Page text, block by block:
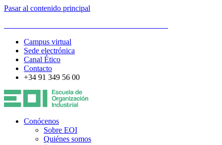
Pasar al contenido principal
Campus virtual
Sede electrónica
Canal Ético
Contacto
+34 91 349 56 00
Conócenos
Sobre EOI
Quiénes somos